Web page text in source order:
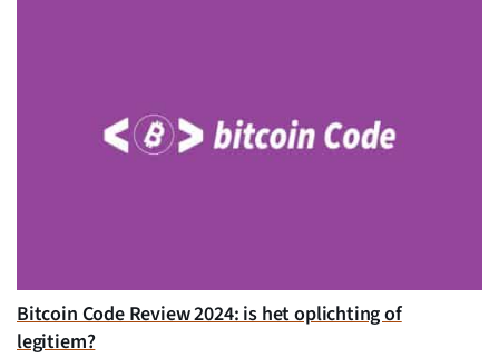
Bitcoin Code Review 2024: is het oplichting of
legitiem?